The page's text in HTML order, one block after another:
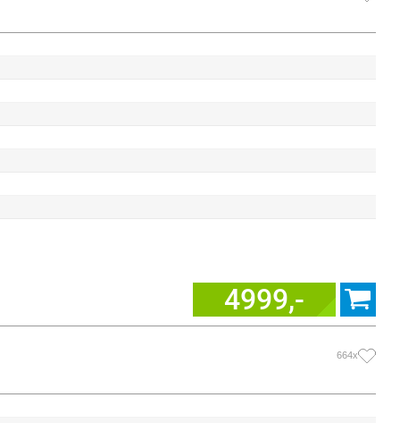
4999,-
664x